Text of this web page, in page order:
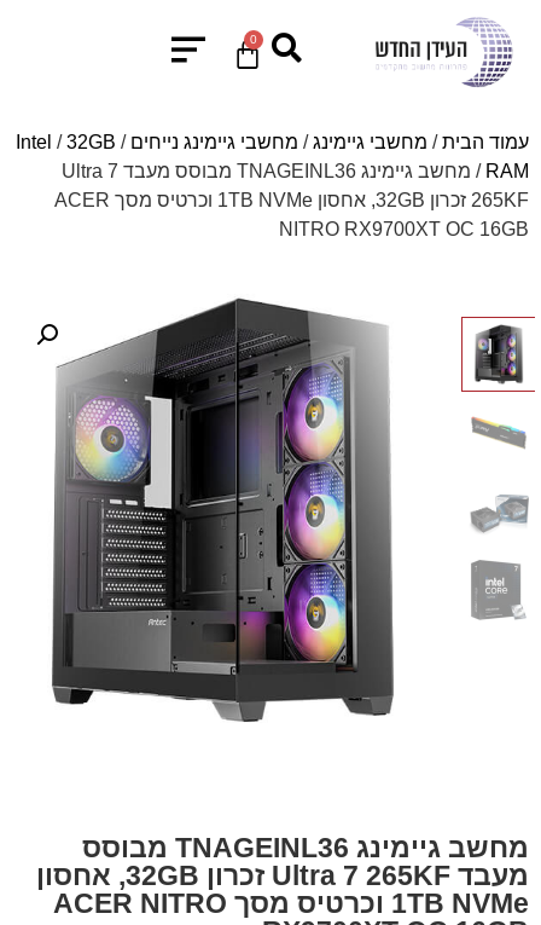
0
עמוד הבית/ מחשבי גיימינג/ מחשבי גיימינג נייחים /
Intel /32GB
RAM
/ מחשב גיימינג TNAGEINL36 מבוסס מעבד Ultra 7
265KF זכרון 32GB, אחסון 1TB NVMe וכרטיס מסך ACER
NITRO RX9700XT OC 16GB
מחשב גיימינג TNAGEINL36 מבוסס
מעבד Ultra 7 265KF זכרון 32GB, אחסון
1TB NVMe וכרטיס מסך ACER NITRO